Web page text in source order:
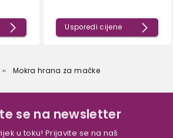
Usporedi cijene
Mokra hrana za mačke
se na newsletter
u toku! Prijavite se na naš